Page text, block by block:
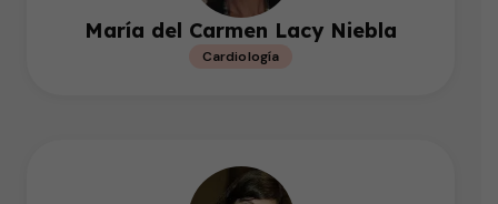
María del Carmen Lacy Niebla
Cardiología